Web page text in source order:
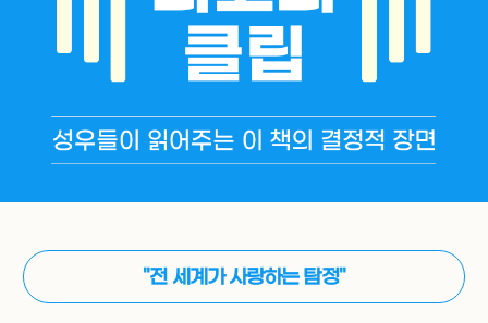
"전 세계가 사랑하는 탐정"